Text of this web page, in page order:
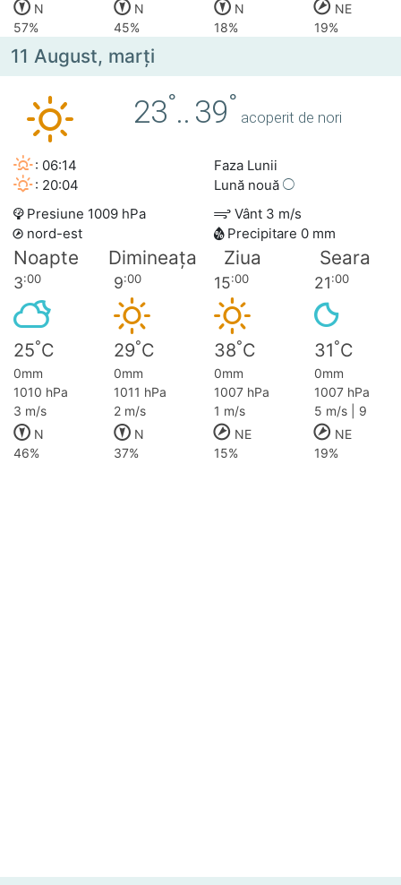
N
N N
NE
57%
45% 18% 19%
11 August, marţi
23°.. 39°
acoperit de nori
: 06:14
: 20:04
Faza Lunii
Lună nouă
Presiune 1009 hPa
Vânt 3 m/s
nord-est
Precipitare 0 mm
Noapte Dimineața Ziua Seara
3:00 9:00 15:00 21:00
25°C 29°C 38°C 31°C
0mm 0mm 0mm
0mm
1010 hPa
1011 hPa 1007 hPa
1007 hPa
3 m/s
2 m/s 1 m/s
5 m/s | 9
N
N NE
NE
46%
37% 15% 19%